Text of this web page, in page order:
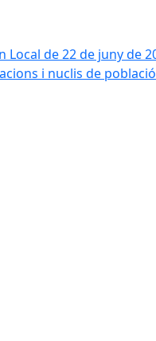
Local de 22 de juny de
i nuclis de població